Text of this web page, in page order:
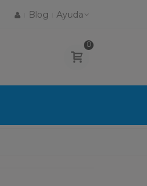
Blog Ayuda
0